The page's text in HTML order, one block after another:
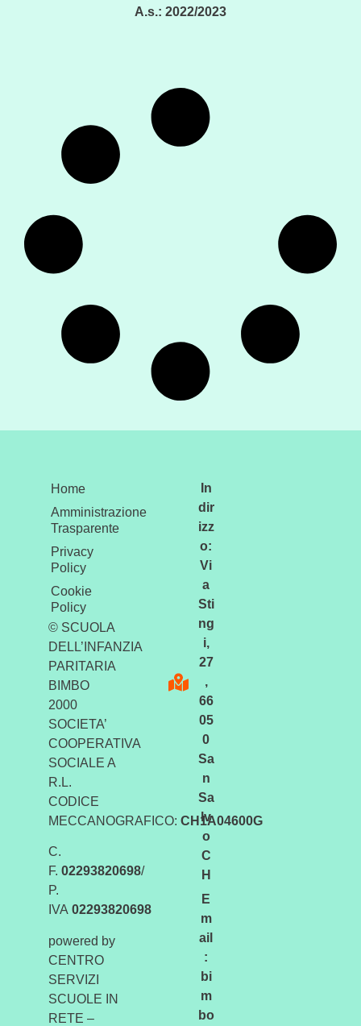
A.s.: 2022/2023
Home
Amministrazione
Trasparente
Privacy
Policy
Cookie
Policy
© SCUOLA
DELL’INFANZIA
PARITARIA
BIMBO
2000
SOCIETA’
COOPERATIVA
SOCIALE A
R.L.
CODICE
MECCANOGRAFICO: CH1A04600G
C.
F. 02293820698/
P.
IVA 02293820698
powered by
CENTRO
SERVIZI
SCUOLE IN
RETE –
In
dir
izz
o:
Vi
a
Sti
ng
i,
27
,
66
05
0
Sa
n
Sa
lv
o
C
H
E
m
ail
:
bi
m
bo